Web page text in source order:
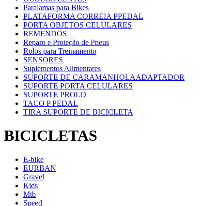
Paralamas para Bikes
PLATAFORMA CORREIA PPEDAL
PORTA OBJETOS CELULARES
REMENDOS
Reparo e Proteção de Pneus
Rolos para Treinamento
SENSORES
Suplementos Alimentares
SUPORTE DE CARAMANHOLAADAPTADOR
SUPORTE PORTA CELULARES
SUPORTE PROLO
TACO P PEDAL
TIRA SUPORTE DE BICICLETA
BICICLETAS
E-bike
EURBAN
Gravel
Kids
Mtb
Speed